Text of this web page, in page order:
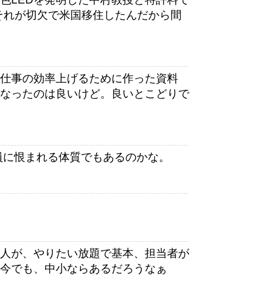
が切欠で米国移住したんだから間
事の効率上げるために作った資料
ったのは良いけど。良いとこどりで
恨まれる体質でもあるのかな。
が、やりたい放題で基本、担当者が
でも、中小ならあるだろうなぁ